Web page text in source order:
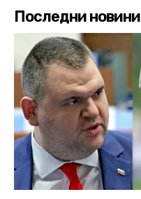
Последни новини